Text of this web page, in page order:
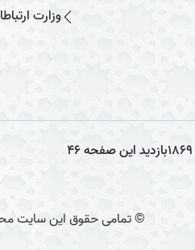
وزارت
1869بازدید این صفحه46
© تمامی حقوق این سایت